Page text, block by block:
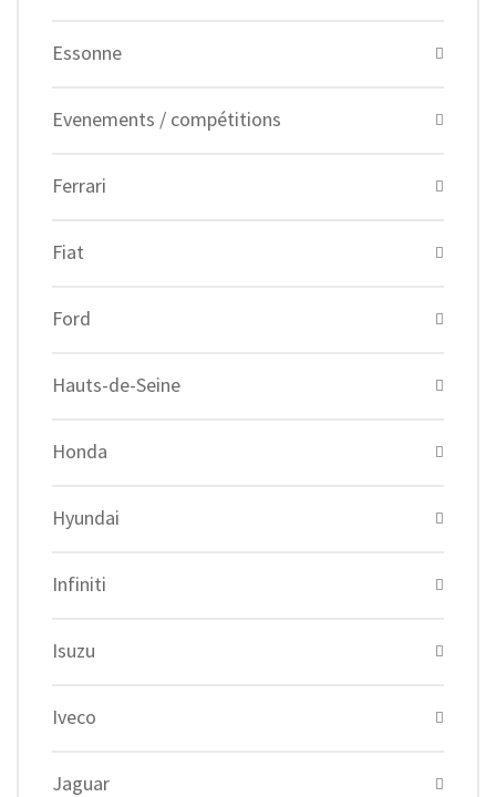
Essonne
Evenements / compétitions
Ferrari
Fiat
Ford
Hauts-de-Seine
Honda
Hyundai
Infiniti
Isuzu
Iveco
Jaguar